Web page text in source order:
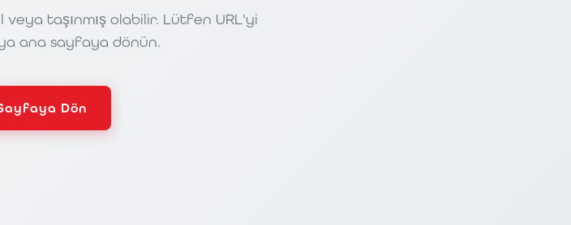
veya taşınmış olabilir. Lütfen URL'yi
ana sayfaya dönün.
Dön